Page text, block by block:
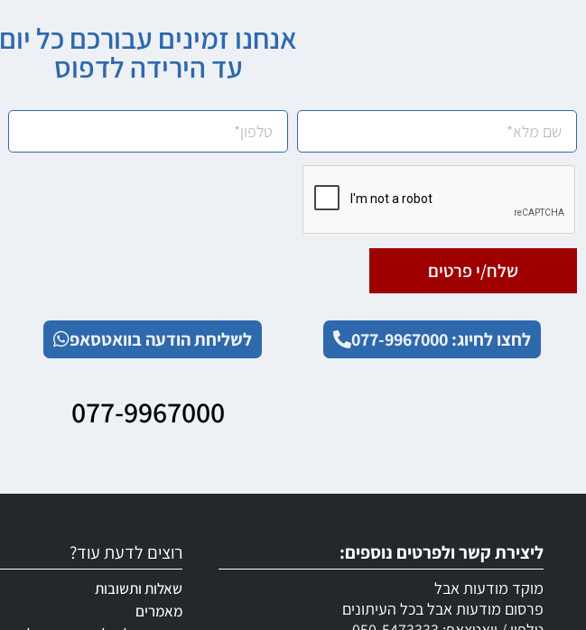
אנחנו זמינים עבורכם כל יום
עד הירידה לדפוס
שלח/י פרטים
לחצו לחיוג: 077-9967000 לשליחת הודעה בוואטסאפ
077-9967000
ליצירת קשר ולפרטים נוספים:
מוקד מודעות אבל
פרסום מודעות אבל בכל העיתונים
רוצים לדעת עוד?
שאלות ותשובות
מאמרים